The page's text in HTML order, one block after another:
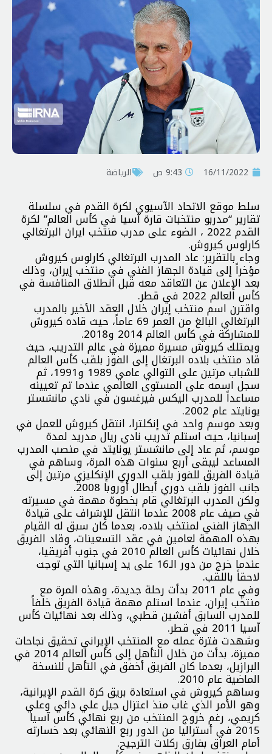
16/11/2022 9:43 ص الرياضة
سلط موقع الاتحاد الآسيوي لكرة القدم في سلسلة
تقارير “مدربو منتخبات قارة آسيا في كأس العالم” لكرة
القدم 2022 ، الضوء على مدرب منتخب ايران البرتغالي
كارلوس كيروش.
وجاء بالتقرير: عاد المدرب البرتغالي كارلوس كيروش
مؤخراً إلى قيادة الجهاز الفني في منتخب إيران، وذلك
بعد الإعلان عن التعاقد معه قبل انطلاق المنافسة في
كأس العالم 2022 في قطر.
واقترن اسم منتخب إيران خلال العقد الأخير بالمدرب
البرتغالي البالغ من العمر 69 عاماً، حيث قاده كيروش
للمشاركة في كأس العالم 2014 و2018.
ويمتلك كيروش مسيرة مميزة في عالم التدريب، حيث
قاد منتخب بلاده البرتغال إلى الفوز بلقب كأس العالم
للشباب مرتين على التوالي عامي 1989 و1991، ثم
سجل اسمه على المستوى العالمي عندما تم تعيينه
مساعداً للمدرب اليكس فيرغسون في نادي مانشستر
يونايتد عام 2002.
وبعد موسم واحد في إنكلترا، انتقل كيروش للعمل في
إسبانيا، حيث استلم تدريب نادي ريال مدريد لمدة
موسم، ثم عاد إلى مانشستر يونايتد في منصب المدرب
المساعد ليبقى أربع سنوات هذه المرة، وساهم في
قيادة الفريق للفوز بلقب الدوري الإنكليزي مرتين إلى
جانب الفوز بلقب دوري أبطال أوروبا 2008.
ولكن المدرب البرتغالي قام بخطوة مهمة في مسيرته
في صيف عام 2008 عندما انتقل للإشراف على قيادة
الجهاز الفني لمنتخب بلاده، بعدما كان سبق له القيام
بهذه المهمة لعامين في عقد التسعينات، وقاد الفريق
خلال نهائيات كأس العالم 2010 في جنوب أفريقيا،
عندما خرج من دور الـ16 على يد إسبانيا التي توجت
لاحقاً باللقب.
وفي عام 2011 بدأت رحلة جديدة، وهذه المرة مع
منتخب إيران، عندما استلم مهمة قيادة الفريق خلفاً
للمدرب السابق أفشين قطبي، وذلك بعد نهائيات كأس
آسيا 2011 في قطر.
وشهدت فترة عمله مع المنتخب الإيراني تحقيق نجاحات
مميزة، بدأت من خلال التأهل إلى كأس العالم 2014 في
البرازيل، بعدما كان الفريق أخفق في التأهل للنسخة
الماضية عام 2010.
وساهم كيروش في استعادة بريق كرة القدم الإيرانية،
وهو الأمر الذي غاب منذ اعتزال جيل علي دائي وعلي
كريمي، رغم خروج المنتخب من ربع نهائي كأس آسيا
2015 في أستراليا من الدور ربع النهائي بعد خسارته
أمام العراق بفارق ركلات الترجيح.